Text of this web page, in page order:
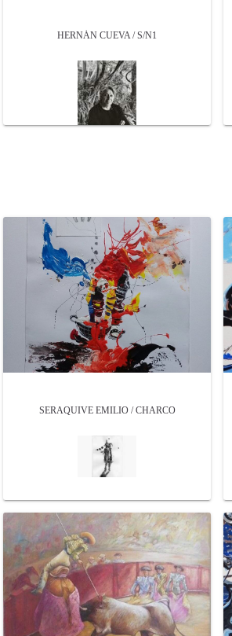
HERNÁN CUEVA / S/N1
SERAQUIVE EMILIO / CHARCO